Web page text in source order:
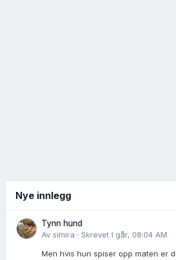
Nye innlegg
Tynn hund
Av simira · Skrevet I går, 08:04 AM
Men hvis hun spiser opp maten er